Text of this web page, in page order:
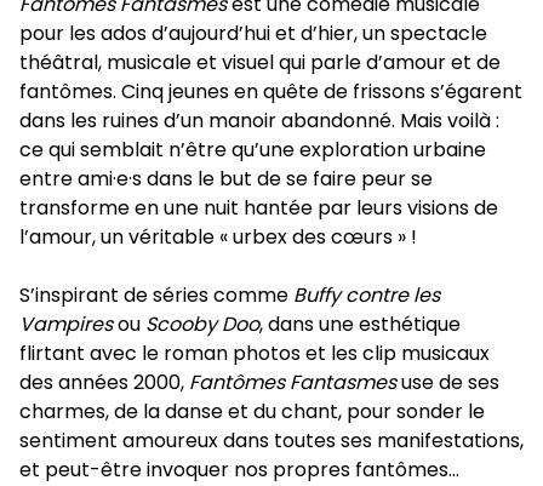
pour les ados d’aujourd’hui et d’hier, un spectacle
théâtral, musicale et visuel qui parle d’amour et de
fantômes. Cinq jeunes en quête de frissons s’égarent
dans les ruines d’un manoir abandonné. Mais voilà :
ce qui semblait n’être qu’une exploration urbaine
entre ami·e·s dans le but de se faire peur se
transforme en une nuit hantée par leurs visions de
l’amour, un véritable « urbex des cœurs » !
S’inspirant de séries comme Buffy contre les
Vampiresou Scooby Doo, dans une esthétique
flirtant avec le roman photos et les clip musicaux
des années 2000, Fantômes Fantasmesuse de ses
charmes, de la danse et du chant, pour sonder le
sentiment amoureux dans toutes ses manifestations,
et peut-être invoquer nos propres fantômes…